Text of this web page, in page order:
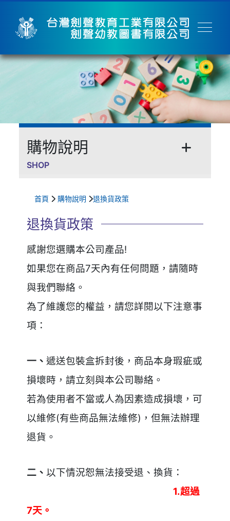
購物說明
SHOP
首頁
購物說明 退換貨政策
退換貨政策
感謝您選購本公司產品!
如果您在商品7天內有任何問題，請隨時
與我們聯絡。
為了維護您的權益，請您詳閱以下注意事
項：
一、遞送包裝盒拆封後，商品本身瑕疵或
損壞時，請立刻與本公司聯絡。
若為使用者不當或人為因素造成損壞，可
以維修(有些商品無法維修)，但無法辦理
退貨。
二、以下情況恕無法接受退、換貨：
1.超過
7天。